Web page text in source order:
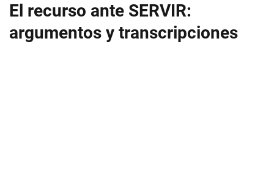
El recurso ante SERVIR:
argumentos y transcripciones